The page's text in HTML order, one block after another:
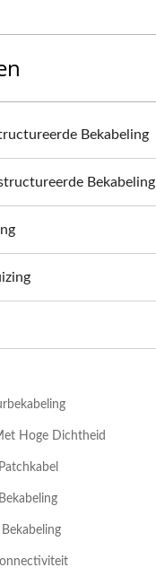
Bekabeling
Bekabeling
Hoge Dichtheid